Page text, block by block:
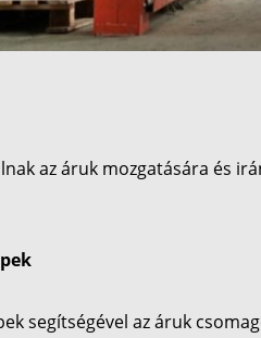
az áruk mozgatására és
segítségével az áruk